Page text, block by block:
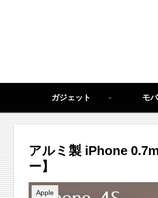
ガジェット モ
アルミ製 iPhone
ー】
Apple